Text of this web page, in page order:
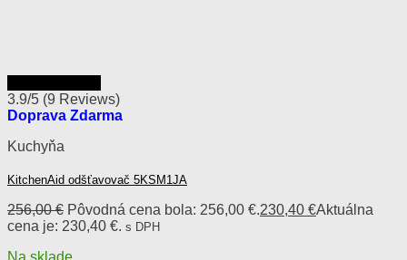
3.9/5 (9 Reviews)
Doprava Zdarma
Kuchyňa
KitchenAid odšťavovač 5KSM1JA
256,00€ Pôvodná cena bola: 256,00 €.230,40 €Aktuálna
cena je: 230,40 €. s DPH